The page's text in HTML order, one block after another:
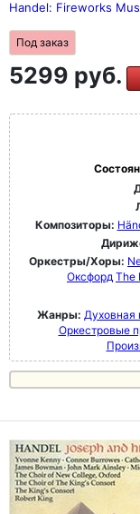
Handel: Fireworks
Под заказ
5299 руб.
Композиторы:
Оркестры/Хоры:
Оксфорд The
Жанры: Духовная
Оркестровые